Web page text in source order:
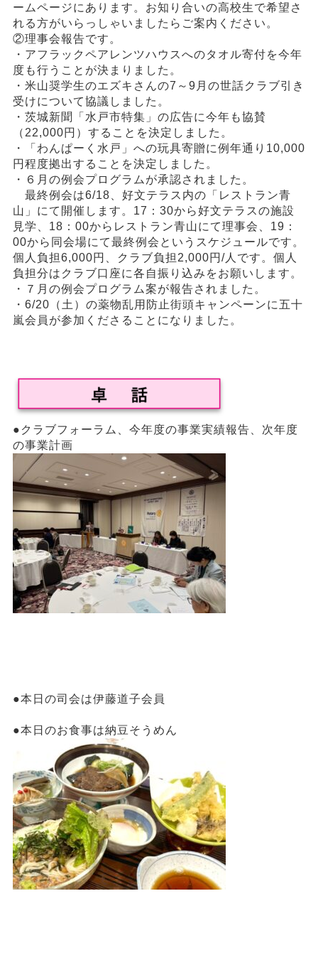
ームページにあります。お知り合いの高校生で希望さ
れる方がいらっしゃいましたらご案内ください。
②理事会報告です。
・アフラックペアレンツハウスへのタオル寄付を今年
度も行うことが決まりました。
・米山奨学生のエズキさんの7～9月の世話クラブ引き
受けについて協議しました。
・茨城新聞「水戸市特集」の広告に今年も協賛
（22,000円）することを決定しました。
・「わんぱーく水戸」への玩具寄贈に例年通り10,000
円程度拠出することを決定しました。
・６月の例会プログラムが承認されました。
最終例会は6/18、好文テラス内の「レストラン青
山」にて開催します。17：30から好文テラスの施設
見学、18：00からレストラン青山にて理事会、19：
00から同会場にて最終例会というスケジュールです。
個人負担6,000円、クラブ負担2,000円/人です。個人
負担分はクラブ口座に各自振り込みをお願いします。
・７月の例会プログラム案が報告されました。
・6/20（土）の薬物乱用防止街頭キャンペーンに五十
嵐会員が参加くださることになりました。
●クラブフォーラム、今年度の事業実績報告、次年度
の事業計画
●本日の司会は伊藤道子会員
●本日のお食事は納豆そうめん